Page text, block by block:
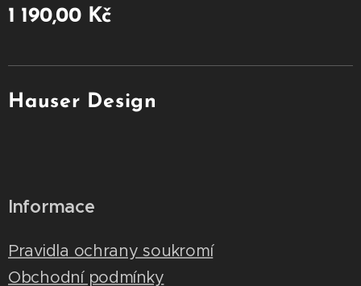
1 190,00Kč
Hauser Design
Informace
Pravidla ochrany soukromí
Obchodní podmínky